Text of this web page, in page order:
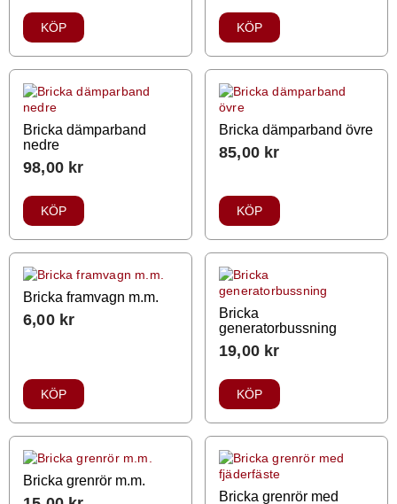
KÖP KÖP
Bricka dämparband
nedre
98,00 kr
KÖP
Bricka dämparband övre
85,00 kr
KÖP
Bricka framvagn m.m.
6,00 kr
KÖP
Bricka
generatorbussning
19,00 kr
KÖP
Bricka grenrör m.m.
Bricka grenrör med